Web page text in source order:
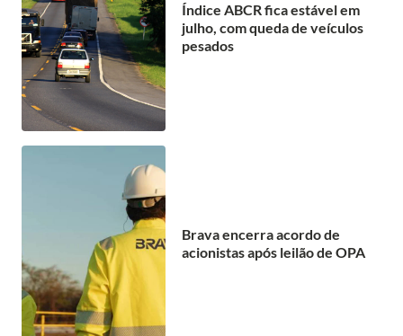
Índice ABCR fica estável em
julho, com queda de veículos
pesados
Brava encerra acordo de
acionistas após leilão de OPA